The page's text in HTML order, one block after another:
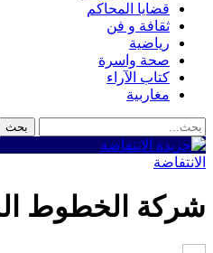
قضايا المحاكم
ثقافة و فن
رياضية
صحة واسرة
كتاب الآراء
مغاربية
الانتفاضة
شركة الخطوط